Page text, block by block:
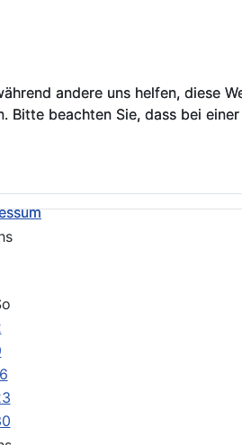
andere uns helfen, diese
beachten Sie, dass bei
andere uns helfen, diese
beachten Sie, dass bei